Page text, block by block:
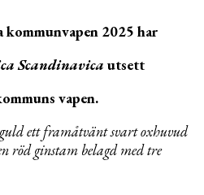
2025 har
Scandinavica utsett
vapen.
ett framåtvänt svart oxhuvud
röd ginstam belagd med tre